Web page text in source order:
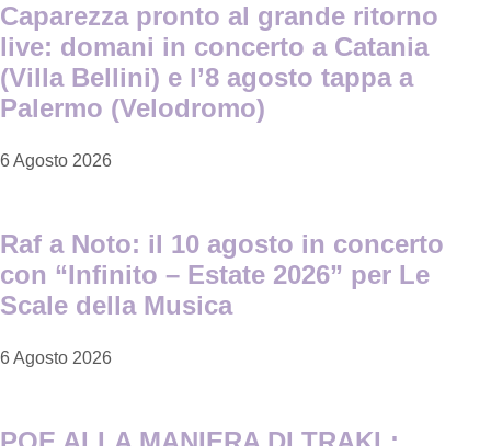
Caparezza pronto al grande ritorno
live: domani in concerto a Catania
(Villa Bellini) e l’8 agosto tappa a
Palermo (Velodromo)
6 Agosto 2026
Raf a Noto: il 10 agosto in concerto
con “Infinito – Estate 2026” per Le
Scale della Musica
6 Agosto 2026